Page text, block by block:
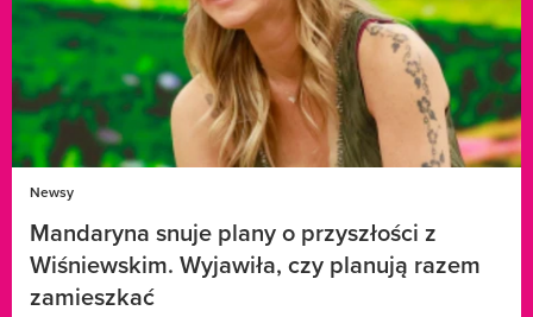
Newsy
Mandaryna snuje plany o przyszłości z
Wiśniewskim. Wyjawiła, czy planują razem
zamieszkać